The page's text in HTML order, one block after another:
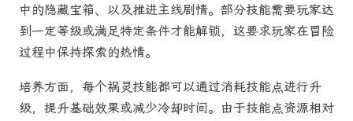
中的隐藏宝箱、以及推进主线剧情。部分技能需要玩家达
到一定等级或满足特定条件才能解锁，这要求玩家在冒险
过程中保持探索的热情。
培养方面，每个祸灵技能都可以通过消耗技能点进行升
级，提升基础效果或减少冷却时间。由于技能点资源相对